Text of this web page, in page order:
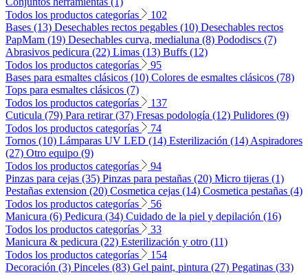
Todos los productos categorías
102
Bases (13) Desechables rectos pegables (10) Desechables rectos
PapMam (19) Desechables curva, medialuna (8) Pododiscs (7)
Abrasivos pedicura (22) Limas (13) Buffs (12)
Todos los productos categorías
95
Bases para esmaltes clásicos (10) Colores de esmaltes clásicos (78)
Tops para esmaltes clásicos (7)
Todos los productos categorías
137
Cuticula (79) Para retirar (37) Fresas podología (12) Pulidores (9)
Todos los productos categorías
74
Tornos (10) Lámparas UV LED (14) Esterilización (14) Aspiradores
(27) Otro equipo (9)
Todos los productos categorías
94
Pinzas para cejas (35) Pinzas para pestañas (20) Micro tijeras (1)
Pestañas extension (20) Cosmetica cejas (14) Cosmetica pestañas (4)
Todos los productos categorías
56
Manicura (6) Pedicura (34) Cuidado de la piel y depilación (16)
Todos los productos categorías
33
Manicura & pedicura (22) Esterilización y otro (11)
Todos los productos categorías
154
Decoración (3) Pinceles (83) Gel paint, pintura (27) Pegatinas (33)